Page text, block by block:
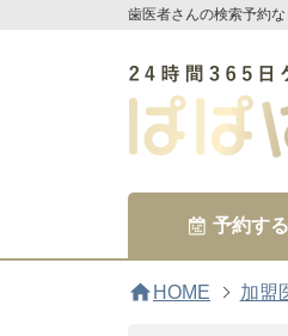
歯医者さんの検索予約
予約する
home HOME 加盟